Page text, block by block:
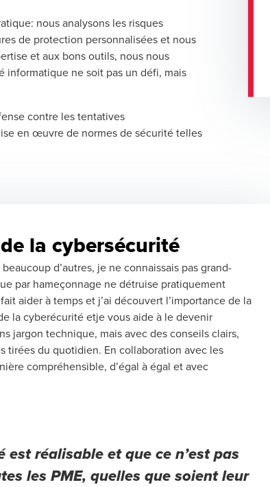
nous analysons les risques
de protection personnalisées et nous
et aux bons outils, nous nous
informatique ne soit pas un défi, mais
contre les tentatives
en œuvre de normes de sécurité telles
la cybersécurité
d’autres, je ne connaissais pas grand-
par hameçonnage ne détruise pratiquement
aider à temps et j’ai découvert l’importance de la
la cyberécurité etje vous aide à le devenir
jargon technique, mais avec des conseils clairs,
tirées du quotidien. En collaboration avec les
compréhensible, d’égal à égal et avec
réalisable et que ce n’est pas
les PME, quelles que soient leur